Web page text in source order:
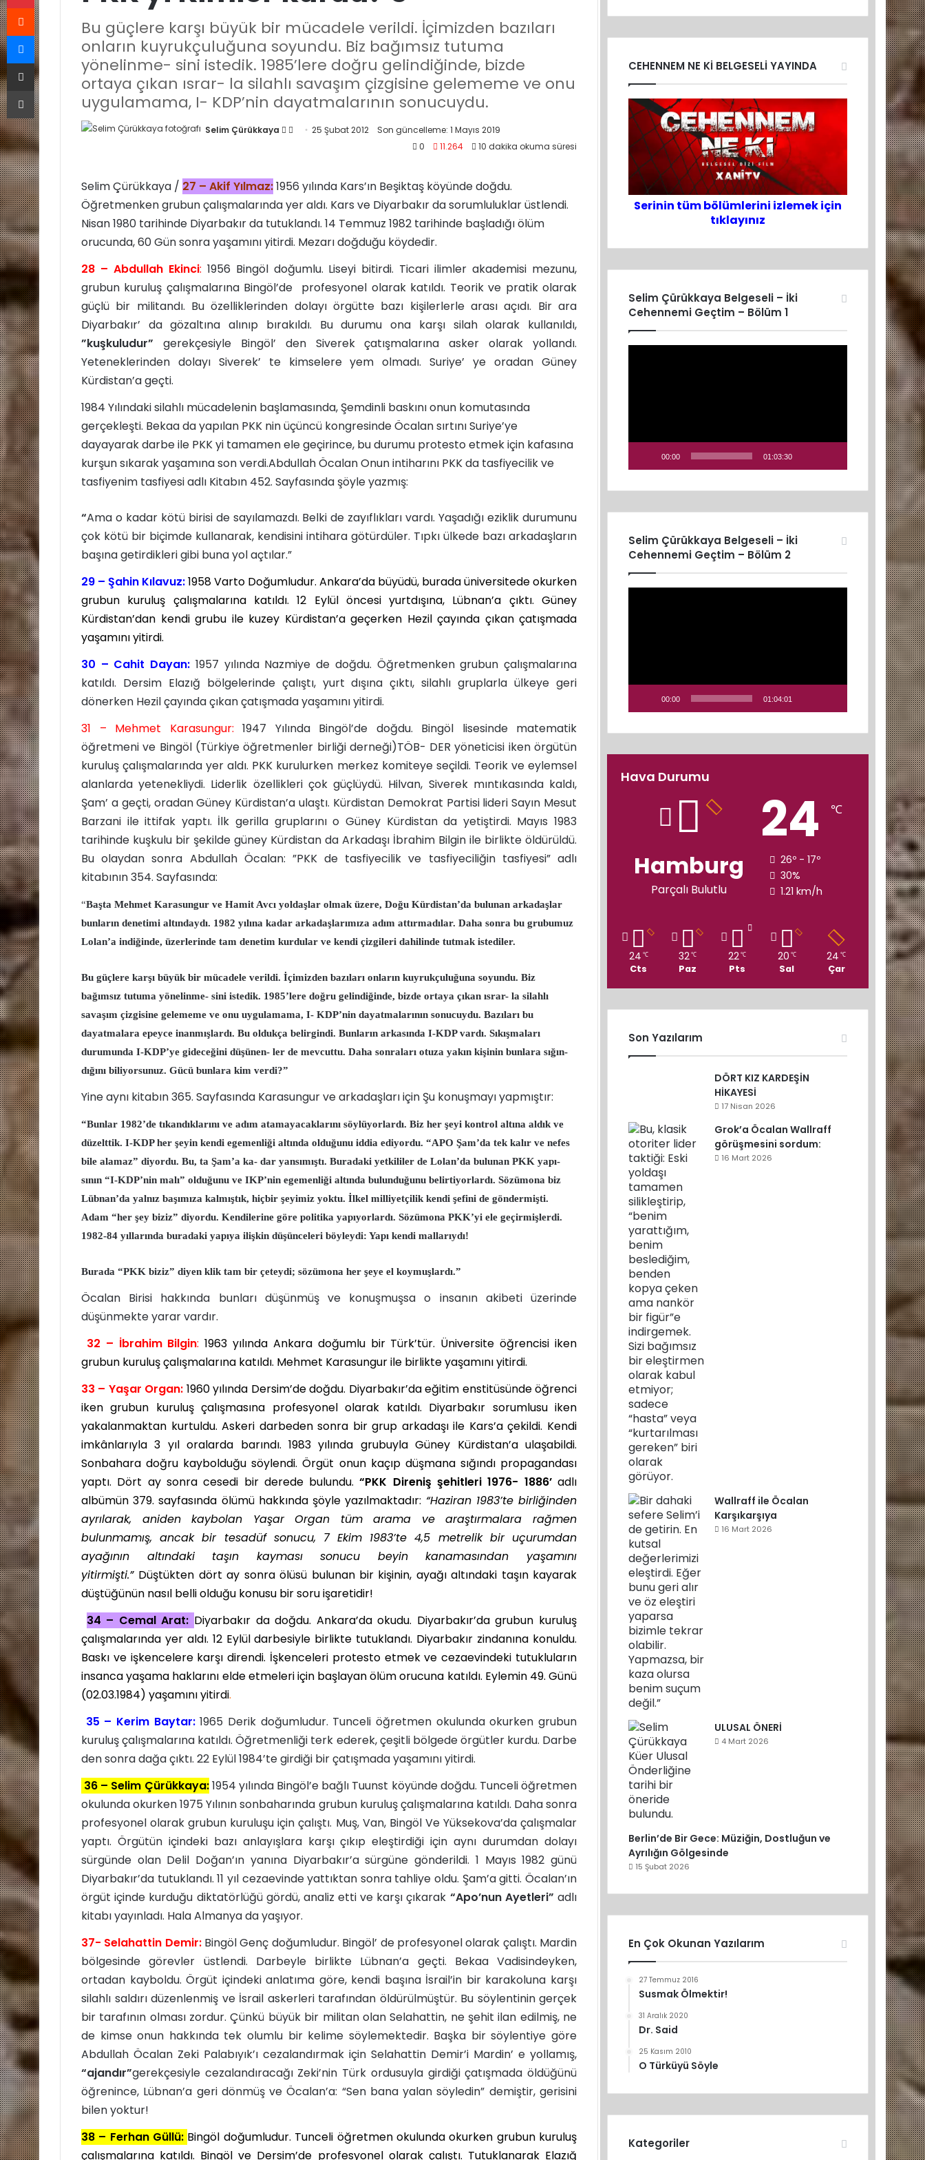
Bu güçlere karşı büyük bir mücadele verildi. İçimizden bazıları
onların kuyrukçuluğuna soyundu. Biz bağımsız tutuma
yönelinme- sini istedik. 1985’lere doğru gelindiğinde, bizde
ortaya çıkan ısrar- la silahlı savaşım çizgisine gelememe ve onu
uygulamama, I- KDP’nin dayatmalarının sonucuydu.
Selim Çürükkaya
F
l
w
o
n
X
e
p
o
s
a
ö
n
d
e
e
k
25 Şubat 2012
Son güncelleme: 1 Mayıs 2019
0
11.264 10 dakika okuma süresi
Selim Çürükkaya / 27 – Akif Yılmaz:1956 yılında Kars’ın Beşiktaş köyünde doğdu.
Öğretmenken grubun çalışmalarında yer aldı. Kars ve Diyarbakır da sorumluluklar üstlendi.
Nisan 1980 tarihinde Diyarbakır da tutuklandı. 14 Temmuz 1982 tarihinde başladığı ölüm
orucunda, 60 Gün sonra yaşamını yitirdi. Mezarı doğduğu köydedir.
28 – Abdullah Ekinci: 1956 Bingöl doğumlu. Liseyi bitirdi. Ticari ilimler akademisi mezunu,
grubun kuruluş çalışmalarına Bingöl’de profesyonel olarak katıldı. Teorik ve pratik olarak
güçlü bir militandı. Bu özelliklerinden dolayı örgütte bazı kişilerlerle arası açıdı. Bir ara
Diyarbakır’ da gözaltına alınıp bırakıldı. Bu durumu ona karşı silah olarak kullanıldı,
”kuşkuludur” gerekçesiyle Bingöl’ den Siverek çatışmalarına asker olarak yollandı.
Yeteneklerinden dolayı Siverek’ te kimselere yem olmadı. Suriye’ ye oradan Güney
Kürdistan’a geçti.
1984 Yılındaki silahlı mücadelenin başlamasında, Şemdinli baskını onun komutasında
gerçekleşti. Bekaa da yapılan PKK nin üçüncü kongresinde Öcalan sırtını Suriye’ye
dayayarak darbe ile PKK yi tamamen ele geçirince, bu durumu protesto etmek için kafasına
kurşun sıkarak yaşamına son verdi.Abdullah Öcalan Onun intiharını PKK da tasfiyecilik ve
tasfiyenim tasfiyesi adlı Kitabın 452. Sayfasında şöyle yazmış:
“Ama o kadar kötü birisi de sayılamazdı. Belki de zayıflıkları vardı. Yaşadığı eziklik durumunu
çok kötü bir biçimde kullanarak, kendisini intihara götürdüler. Tıpkı ülkede bazı arkadaşların
başına getirdikleri gibi buna yol açtılar.”
29 – Şahin Kılavuz:1958 Varto Doğumludur. Ankara’da büyüdü, burada üniversitede okurken
grubun kuruluş çalışmalarına katıldı. 12 Eylül öncesi yurtdışına, Lübnan’a çıktı. Güney
Kürdistan’dan kendi grubu ile kuzey Kürdistan’a geçerken Hezil çayında çıkan çatışmada
yaşamını yitirdi.
30 – Cahit Dayan: 1957 yılında Nazmiye de doğdu. Öğretmenken grubun çalışmalarına
katıldı. Dersim Elazığ bölgelerinde çalıştı, yurt dışına çıktı, silahlı gruplarla ülkeye geri
dönerken Hezil çayında çıkan çatışmada yaşamını yitirdi.
31 – Mehmet Karasungur: 1947 Yılında Bingöl’de doğdu. Bingöl lisesinde matematik
öğretmeni ve Bingöl (Türkiye öğretmenler birliği derneği)TÖB- DER yöneticisi iken örgütün
kuruluş çalışmalarında yer aldı. PKK kurulurken merkez komiteye seçildi. Teorik ve eylemsel
alanlarda yetenekliydi. Liderlik özellikleri çok güçlüydü. Hilvan, Siverek mıntıkasında kaldı,
Şam’ a geçti, oradan Güney Kürdistan’a ulaştı. Kürdistan Demokrat Partisi lideri Sayın Mesut
Barzani ile ittifak yaptı. İlk gerilla gruplarını o Güney Kürdistan da yetiştirdi. Mayıs 1983
tarihinde kuşkulu bir şekilde güney Kürdistan da Arkadaşı İbrahim Bilgin ile birlikte öldürüldü.
Bu olaydan sonra Abdullah Öcalan: ”PKK de tasfiyecilik ve tasfiyeciliğin tasfiyesi” adlı
kitabının 354. Sayfasında:
“Başta Mehmet Karasungur ve Hamit Avcı yoldaşlar olmak üzere, Doğu Kürdistan’da bulunan arkadaşlar
bunların denetimi altındaydı. 1982 yılına kadar arkadaşlarımıza adım attırmadılar. Daha sonra bu grubumuz
Lolan’a indiğinde, üzerlerinde tam denetim kurdular ve kendi çizgileri dahilinde tutmak istediler.
Bu güçlere karşı büyük bir mücadele verildi. İçimizden bazıları onların kuyrukçuluğuna soyundu. Biz
bağımsız tutuma yönelinme- sini istedik. 1985’lere doğru gelindiğinde, bizde ortaya çıkan ısrar- la silahlı
savaşım çizgisine gelememe ve onu uygulamama, I- KDP’nin dayatmalarının sonucuydu. Bazıları bu
dayatmalara epeyce inanmışlardı. Bu oldukça belirgindi. Bunların arkasında I-KDP vardı. Sıkışmaları
durumunda I-KDP’ye gideceğini düşünen- ler de mevcuttu. Daha sonraları otuza yakın kişinin bunlara sığın-
dığını biliyorsunuz. Gücü bunlara kim verdi?”
Yine aynı kitabın 365. Sayfasında Karasungur ve arkadaşları için Şu konuşmayı yapmıştır:
“Bunlar 1982’de tıkandıklarını ve adım atamayacaklarını söylüyorlardı. Biz her şeyi kontrol altına aldık ve
düzelttik. I-KDP her şeyin kendi egemenliği altında olduğunu iddia ediyordu. “APO Şam’da tek kalır ve nefes
bile alamaz” diyordu. Bu, ta Şam’a ka- dar yansımıştı. Buradaki yetkililer de Lolan’da bulunan PKK yapı-
sının “I-KDP’nin malı” olduğunu ve IKP’nin egemenliği altında bulunduğunu belirtiyorlardı. Sözümona biz
Lübnan’da yalnız başımıza kalmıştık, hiçbir şeyimiz yoktu. İlkel milliyetçilik kendi şefini de göndermişti.
Adam “her şey biziz” diyordu. Kendilerine göre politika yapıyorlardı. Sözümona PKK’yi ele geçirmişlerdi.
1982-84 yıllarında buradaki yapıya ilişkin düşünceleri böyleydi: Yapı kendi mallarıydı!
Burada “PKK biziz” diyen klik tam bir çeteydi; sözümona her şeye el koymuşlardı.”
Öcalan Birisi hakkında bunları düşünmüş ve konuşmuşsa o insanın akibeti üzerinde
düşünmekte yarar vardır.
32 – İbrahim Bilgin:1963 yılında Ankara doğumlu bir Türk’tür. Üniversite öğrencisi iken
grubun kuruluş çalışmalarına katıldı. Mehmet Karasungur ile birlikte yaşamını yitirdi.
33 – Yaşar Organ: 1960 yılında Dersim’de doğdu. Diyarbakır’da eğitim enstitüsünde öğrenci
iken grubun kuruluş çalışmasına profesyonel olarak katıldı. Diyarbakır sorumlusu iken
yakalanmaktan kurtuldu. Askeri darbeden sonra bir grup arkadaşı ile Kars’a çekildi. Kendi
imkânlarıyla 3 yıl oralarda barındı. 1983 yılında grubuyla Güney Kürdistan’a ulaşabildi.
Sonbahara doğru kaybolduğu söylendi. Örgüt onun kaçıp düşmana sığındı propagandası
yaptı. Dört ay sonra cesedi bir derede bulundu. “PKK Direniş şehitleri 1976- 1886’adlı
albümün 379. sayfasında ölümü hakkında şöyle yazılmaktadır: “Haziran 1983’te birliğinden
ayrılarak, aniden kaybolan Yaşar Organ tüm arama ve araştırmalara rağmen
bulunmamış, ancak bir tesadüf sonucu, 7 Ekim 1983’te 4,5 metrelik bir uçurumdan
ayağının altındaki taşın kayması sonucu beyin kanamasından yaşamını
yitirmişti.” Düştükten dört ay sonra ölüsü bulunan bir kişinin, ayağı altındaki taşın kayarak
düştüğünün nasıl belli olduğu konusu bir soru işaretidir!
34 – Cemal Arat: Diyarbakır da doğdu. Ankara’da okudu. Diyarbakır’da grubun kuruluş
çalışmalarında yer aldı. 12 Eylül darbesiyle birlikte tutuklandı. Diyarbakır zindanına konuldu.
Baskı ve işkencelere karşı direndi. İşkenceleri protesto etmek ve cezaevindeki tutukluların
insanca yaşama haklarını elde etmeleri için başlayan ölüm orucuna katıldı. Eylemin 49. Günü
(02.03.1984) yaşamını yitirdi.
35 – Kerim Baytar:1965 Derik doğumludur. Tunceli öğretmen okulunda okurken grubun
kuruluş çalışmalarına katıldı. Öğretmenliği terk ederek, çeşitli bölgede örgütler kurdu. Darbe
den sonra dağa çıktı. 22 Eylül 1984’te girdiği bir çatışmada yaşamını yitirdi.
36 – Selim Çürükkaya:1954 yılında Bingöl’e bağlı Tuunst köyünde doğdu. Tunceli öğretmen
okulunda okurken 1975 Yılının sonbaharında grubun kuruluş çalışmalarına katıldı. Daha sonra
profesyonel olarak grubun kuruluşu için çalıştı. Muş, Van, Bingöl Ve Yüksekova’da çalışmalar
yaptı. Örgütün içindeki bazı anlayışlara karşı çıkıp eleştirdiği için aynı durumdan dolayı
sürgünde olan Delil Doğan’ın yanına Diyarbakır’a sürgüne gönderildi. 1 Mayıs 1982 günü
Diyarbakır’da tutuklandı. 11 yıl cezaevinde yattıktan sonra tahliye oldu. Şam’a gitti. Öcalan’ın
örgüt içinde kurduğu diktatörlüğü gördü, analiz etti ve karşı çıkarak “Apo’nun Ayetleri” adlı
kitabı yayınladı. Hala Almanya da yaşıyor.
37- Selahattin Demir: Bingöl Genç doğumludur. Bingöl’ de profesyonel olarak çalıştı. Mardin
bölgesinde görevler üstlendi. Darbeyle birlikte Lübnan’a geçti. Bekaa Vadisindeyken,
ortadan kayboldu. Örgüt içindeki anlatıma göre, kendi başına İsrail’in bir karakoluna karşı
silahlı saldırı düzenlenmiş ve İsrail askerleri tarafından öldürülmüştür. Bu söylentinin gerçek
bir tarafının olması zordur. Çünkü büyük bir militan olan Selahattin, ne şehit ilan edilmiş, ne
de kimse onun hakkında tek olumlu bir kelime söylemektedir. Başka bir söylentiye göre
Abdullah Öcalan Zeki Palabıyık’ı cezalandırmak için Selahattin Demir’i Mardin’ e yollamış,
“ajandır”gerekçesiyle cezalandıracağı Zeki’nin Türk ordusuyla girdiği çatışmada öldüğünü
öğrenince, Lübnan’a geri dönmüş ve Öcalan’a: “Sen bana yalan söyledin” demiştir, gerisini
bilen yoktur!
38 – Ferhan Güllü: Bingöl doğumludur. Tunceli öğretmen okulunda okurken grubun kuruluş
çalışmalarına katıldı. Bingöl ve Dersim’de profesyonel olarak çalıştı. Tutuklanarak Elazığ
CEHENNEM NE Kİ BELGESELİ YAYINDA
Serinin tüm bölümlerini izlemek için
tıklayınız
Selim Çürükkaya Belgeseli – İki
Cehennemi Geçtim – Bölüm 1
00:00 01:03:30
Selim Çürükkaya Belgeseli – İki
Cehennemi Geçtim – Bölüm 2
00:00 01:04:01
Hava Durumu
Hamburg
Parçalı Bulutlu
24 ℃
26º - 17º
30%
1.21 km/h
24 ℃
Cts
32℃
Paz
22℃
Pts
20 ℃
Sal
24 ℃
Çar
Son Yazılarım
DÖRT KIZ KARDEŞİN
HİKAYESİ
17 Nisan 2026
Grok’a Öcalan Wallraff
görüşmesini sordum:
16 Mart 2026
Wallraff ile Öcalan
Karşıkarşıya
16 Mart 2026
ULUSAL ÖNERİ
4 Mart 2026
Berlin’de Bir Gece: Müziğin, Dostluğun ve
Ayrılığın Gölgesinde
15 Şubat 2026
En Çok Okunan Yazılarım
27 Temmuz 2016
Susmak Ölmektir!
31 Aralık 2020
Dr. Said
25 Kasım 2010
O Türküyü Söyle
Kategoriler
Reddit
Messenger
E-Posta ile paylaş
Yazdır